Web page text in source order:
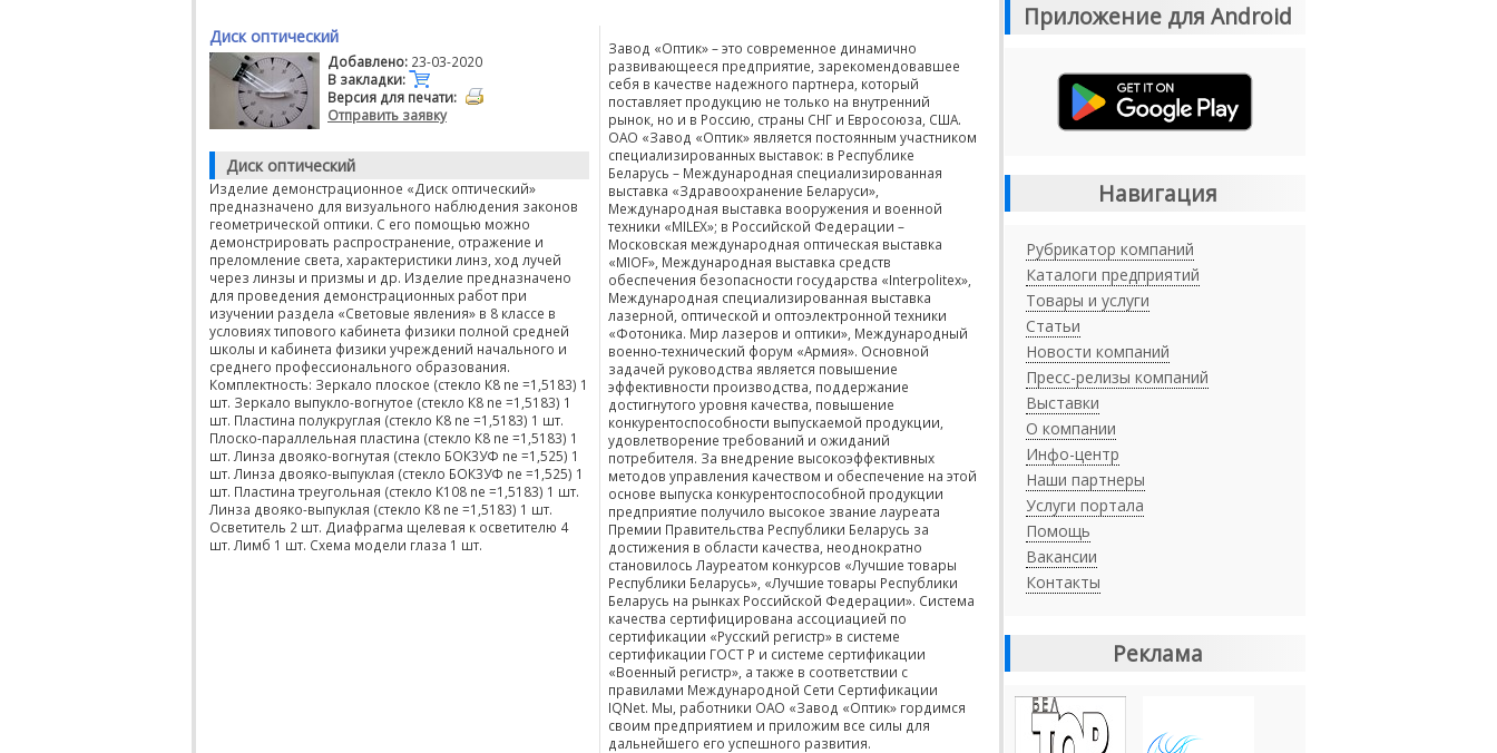
Диск оптический
Добавлено: 23-03-2020
В закладки:
Версия для печати:
Отправить заявку
Диск оптический
Изделие демонстрационное «Диск оптический»
предназначено для визуального наблюдения законов
геометрической оптики. С его помощью можно
демонстрировать распространение, отражение и
преломление света, характеристики линз, ход лучей
через линзы и призмы и др. Изделие предназначено
для проведения демонстрационных работ при
изучении раздела «Световые явления» в 8 классе в
условиях типового кабинета физики полной средней
школы и кабинета физики учреждений начального и
среднего профессионального образования.
Комплектность: Зеркало плоское (стекло К8 nе =1,5183) 1
шт. Зеркало выпукло-вогнутое (стекло К8 nе =1,5183) 1
шт. Пластина полукруглая (стекло К8 nе =1,5183) 1 шт.
Плоско-параллельная пластина (стекло К8 nе =1,5183) 1
шт. Линза двояко-вогнутая (стекло БОК3УФ nе =1,525) 1
шт. Линза двояко-выпуклая (стекло БОК3УФ nе =1,525) 1
шт. Пластина треугольная (стекло К108 nе =1,5183) 1 шт.
Линза двояко-выпуклая (стекло К8 nе =1,5183) 1 шт.
Осветитель 2 шт. Диафрагма щелевая к осветителю 4
шт. Лимб 1 шт. Схема модели глаза 1 шт.
Завод «Оптик» – это современное динамично
развивающееся предприятие, зарекомендовавшее
себя в качестве надежного партнера, который
поставляет продукцию не только на внутренний
рынок, но и в Россию, страны СНГ и Евросоюза, США.
ОАО «Завод «Оптик» является постоянным участником
специализированных выставок: в Республике
Беларусь – Международная специализированная
выставка «Здравоохранение Беларуси»,
Международная выставка вооружения и военной
техники «MILEX»; в Российской Федерации –
Московская международная оптическая выставка
«MIOF», Международная выставка средств
обеспечения безопасности государства «Interpolitex»,
Международная специализированная выставка
лазерной, оптической и оптоэлектронной техники
«Фотоника. Мир лазеров и оптики», Международный
военно-технический форум «Армия». Основной
задачей руководства является повышение
эффективности производства, поддержание
достигнутого уровня качества, повышение
конкурентоспособности выпускаемой продукции,
удовлетворение требований и ожиданий
потребителя. За внедрение высокоэффективных
методов управления качеством и обеспечение на этой
основе выпуска конкурентоспособной продукции
предприятие получило высокое звание лауреата
Премии Правительства Республики Беларусь за
достижения в области качества, неоднократно
становилось Лауреатом конкурсов «Лучшие товары
Республики Беларусь», «Лучшие товары Республики
Беларусь на рынках Российской Федерации». Система
качества сертифицирована ассоциацией по
сертификации «Русский регистр» в системе
сертификации ГОСТ Р и системе сертификации
«Военный регистр», а также в соответствии с
правилами Международной Сети Сертификации
IQNet. Мы, работники ОАО «Завод «Оптик» гордимся
своим предприятием и приложим все силы для
дальнейшего его успешного развития.
Приложение для Android
Навигация
Рубрикатор компаний
Каталоги предприятий
Товары и услуги
Статьи
Новости компаний
Пресс-релизы компаний
Выставки
О компании
Инфо-центр
Наши партнеры
Услуги портала
Помощь
Вакансии
Контакты
Реклама